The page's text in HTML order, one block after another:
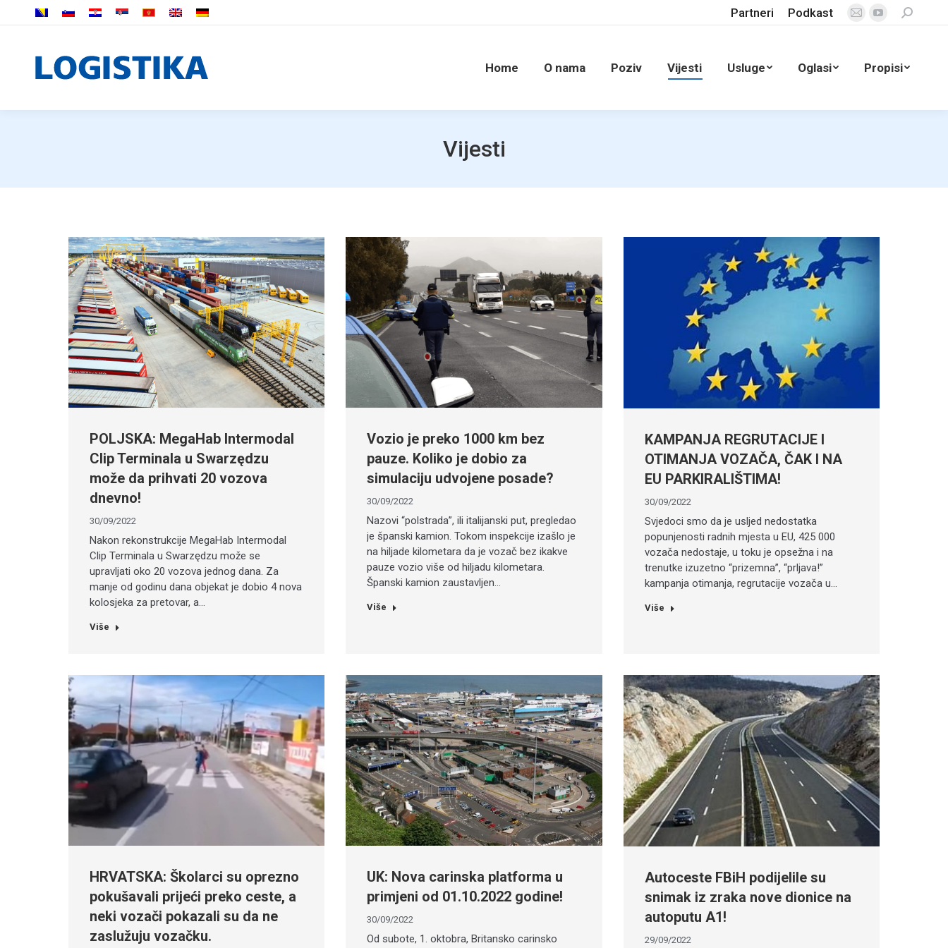
Partneri Podkast
Mail
window
YouTube
in
window
Search:
Home O nama Poziv Vijesti Usluge Oglasi Propisi
Vijesti
POLJSKA: MegaHab Intermodal
Clip Terminala u Swarzędzu
može da prihvati 20 vozova
dnevno!
30/09/2022
Nakon rekonstrukcije MegaHab Intermodal
Clip Terminala u Swarzędzu može se
upravljati oko 20 vozova jednog dana. Za
manje od godinu dana objekat je dobio 4 nova
kolosjeka za pretovar, a…
Više
Vozio je preko 1000 km bez
pauze. Koliko je dobio za
simulaciju udvojene posade?
30/09/2022
Nazovi “polstrada”, ili italijanski put, pregledao
je španski kamion. Tokom inspekcije izašlo je
na hiljade kilometara da je vozač bez ikakve
pauze vozio više od hiljadu kilometara.
Španski kamion zaustavljen…
Više
KAMPANJA REGRUTACIJE I
OTIMANJA VOZAČA, ČAK I NA
EU PARKIRALIŠTIMA!
30/09/2022
Svjedoci smo da je usljed nedostatka
popunjenosti radnih mjesta u EU, 425 000
vozača nedostaje, u toku je opsežna i na
trenutke izuzetno “prizemna”, “prljava!”
kampanja otimanja, regrutacije vozača u…
Više
HRVATSKA: Školarci su oprezno
pokušavali prijeći preko ceste, a
neki vozači pokazali su da ne
zaslužuju vozačku.
UK: Nova carinska platforma u
primjeni od 01.10.2022 godine!
30/09/2022
Od subote, 1. oktobra, Britansko carinsko
Autoceste FBiH podijelile su
snimak iz zraka nove dionice na
autoputu A1!
29/09/2022